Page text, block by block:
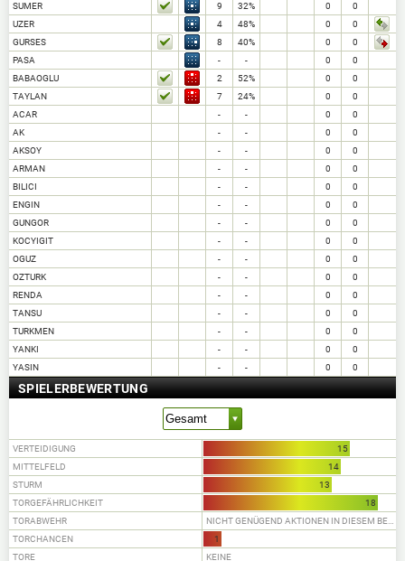
SUMER
9 32% 0
0
UZER
4 48% 0
0
GURSES
8 40% 0
0
PASA
- - 0
0
BABAOGLU
2 52% 0
0
TAYLAN
7 24% 0
0
ACAR
- - 0
0
AK
- - 0
0
AKSOY
- - 0
0
ARMAN
- - 0
0
BILICI
- - 0
0
ENGIN
- - 0
0
GUNGOR
- - 0
0
KOCYIGIT
- - 0
0
OGUZ
- - 0
0
OZTURK
- - 0
0
RENDA
- - 0
0
TANSU
- - 0
0
TURKMEN
- - 0
0
YANKI
- - 0
0
YASIN
- - 0 0
SPIELERBEWERTUNG
VERTEIDIGUNG
15
MITTELFELD
14
STURM
13
TORGEFÄHRLICHKEIT
18
TORABWEHR
TORCHANCEN
1
TORE
KEINE